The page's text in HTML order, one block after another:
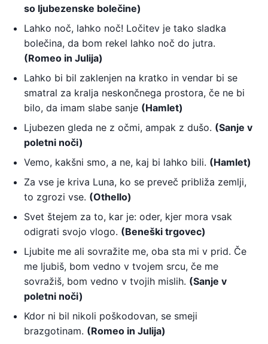
so ljubezenske bolečine)
Lahko noč, lahko noč! Ločitev je tako sladka
bolečina, da bom rekel lahko noč do jutra.
(Romeo in Julija)
Lahko bi bil zaklenjen na kratko in vendar bi se
smatral za kralja neskončnega prostora, če ne bi
bilo, da imam slabe sanje (Hamlet)
Ljubezen gleda ne z očmi, ampak z dušo. (Sanje v
poletni noči)
Vemo, kakšni smo, a ne, kaj bi lahko bili. (Hamlet)
Za vse je kriva Luna, ko se preveč približa zemlji,
to zgrozi vse. (Othello)
Svet štejem za to, kar je: oder, kjer mora vsak
odigrati svojo vlogo. (Beneški trgovec)
Ljubite me ali sovražite me, oba sta mi v prid. Če
me ljubiš, bom vedno v tvojem srcu, če me
sovražiš, bom vedno v tvojih mislih. (Sanje v
poletni noči)
Kdor ni bil nikoli poškodovan, se smeji
brazgotinam. (Romeo in Julija)